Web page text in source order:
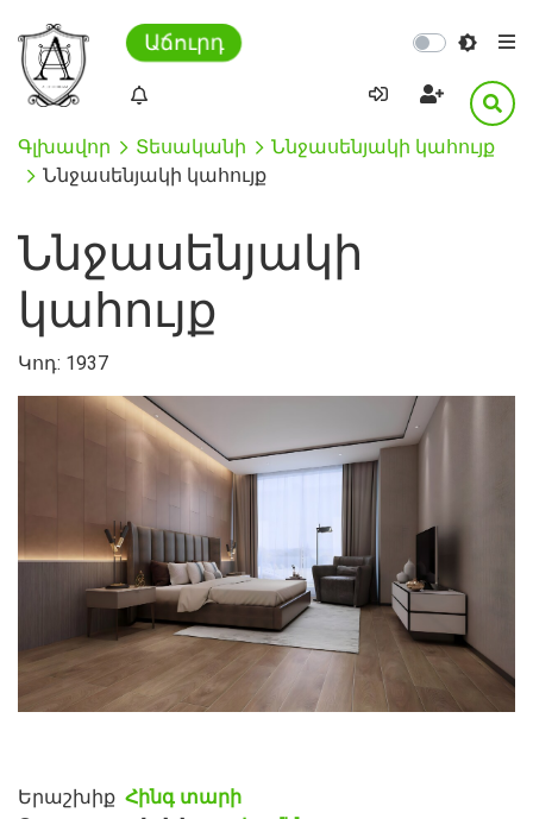
Աճուրդ
Գլխավոր Տեսականի
Ննջասենյակի կահույք
Ննջասենյակի կահույք
Ննջասենյակի
կահույք
Կոդ: 1937
Երաշխիք Հինգ տարի